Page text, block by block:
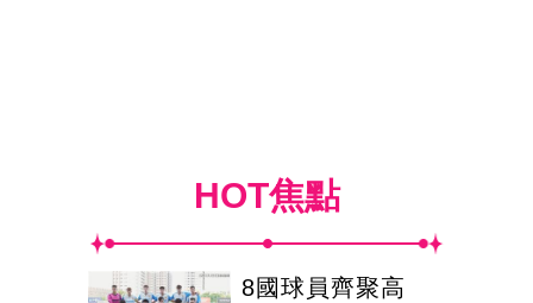
HOT焦點
8國球員齊聚高